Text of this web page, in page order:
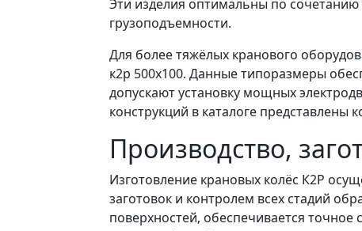
Эти изделия оптимальны по
грузоподъемности.
Для более тяжёлых кранового
к2р 500х100. Данные типоразмеры
допускают установку мощных
конструкций в каталоге представлены
Производство,
Изготовление крановых колёс К2Р
заготовок и контролем всех стадий
поверхностей, обеспечивается